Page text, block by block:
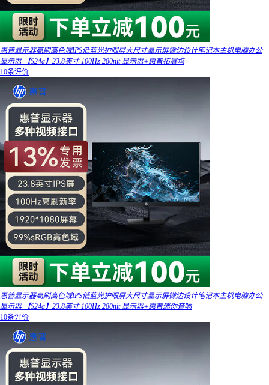
惠普显示器高刷高色域IPS低蓝光护眼屏大尺寸显示屏微边设计笔记本主机电脑办公
显示器 【S24a】23.8英寸 100Hz 280nit 显示器+惠普拓展坞
10条评价
惠普显示器高刷高色域IPS低蓝光护眼屏大尺寸显示屏微边设计笔记本主机电脑办公
显示器 【S24a】23.8英寸 100Hz 280nit 显示器+惠普迷你音响
10条评价